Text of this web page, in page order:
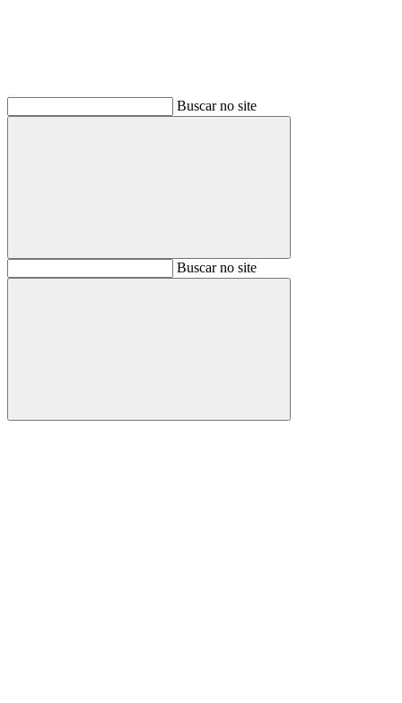
Buscar no site
BuscarBuscar no site
Buscar